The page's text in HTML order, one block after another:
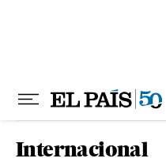
Internacional